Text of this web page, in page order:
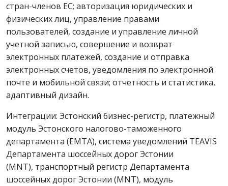
стран-членов ЕС; авторизация юридических и
физических лиц, управление правами
пользователей, создание и управление личной
учетной записью, совершение и возврат
электронных платежей, создание и отправка
электронных счетов, уведомления по электронной
почте и мобильной связи; отчетность и статистика,
адаптивный дизайн.
Интеграции: Эстонский бизнес-регистр, платежный
модуль Эстонского налогово-таможенного
департамента (EMTA), система уведомлений TEAVIS
Департамента шоссейных дорог Эстонии
(MNT), транспортный регистр Департамента
шоссейных дорог Эстонии (MNT), модуль